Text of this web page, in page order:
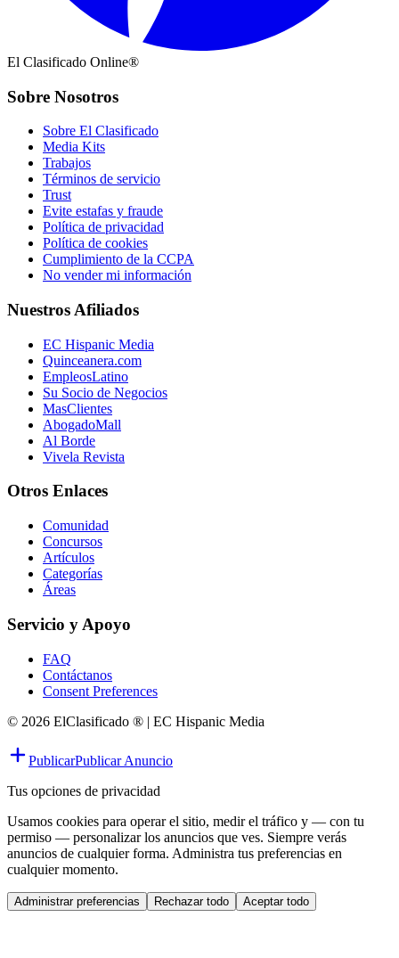
El Clasificado Online®
Sobre Nosotros
Sobre El Clasificado
Media Kits
Trabajos
Términos de servicio
Trust
Evite estafas y fraude
Política de privacidad
Política de cookies
Cumplimiento de la CCPA
No vender mi información
Nuestros Afiliados
EC Hispanic Media
Quinceanera.com
EmpleosLatino
Su Socio de Negocios
MasClientes
AbogadoMall
Al Borde
Vivela Revista
Otros Enlaces
Comunidad
Concursos
Artículos
Categorías
Áreas
Servicio y Apoyo
FAQ
Contáctanos
Consent Preferences
© 2026 ElClasificado ® | EC Hispanic Media
PublicarPublicar Anuncio
Tus opciones de privacidad
Usamos cookies para operar el sitio, medir el tráfico y — con tu
permiso — personalizar los anuncios que ves. Siempre verás
anuncios de cualquier forma. Administra tus preferencias en
cualquier momento.
Administrar preferencias Rechazar todo Aceptar todo